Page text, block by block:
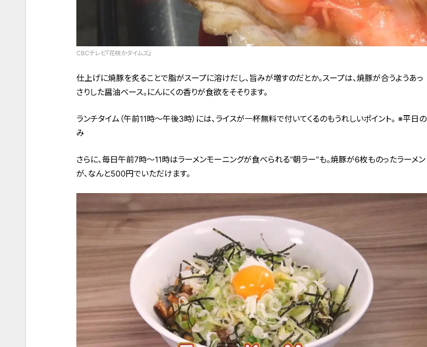
CBCテレビ『花咲かタイムズ』
仕上げに焼豚を炙ることで脂がスープに溶けだし、旨みが増すのだとか。スープは、焼豚が合うようあっ
さりした醤油ベース。にんにくの香りが食欲をそそります。
ランチタイム（午前11時〜午後3時）には、ライスが一杯無料で付いてくるのもうれしいポイント。 ※平日の
み
さらに、毎日午前7時～11時はラーメンモーニングが食べられる“朝ラー”も。焼豚が6枚ものったラーメン
が、なんと500円でいただけます。